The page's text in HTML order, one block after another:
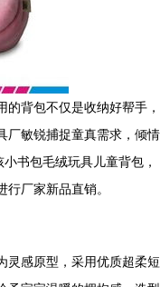
背包不仅是收纳好帮手，
厂敏锐捕捉童真需求，倾情
书包毛绒玩具儿童背包，
厂家新品直销。
灵感原型，采用优质超柔短